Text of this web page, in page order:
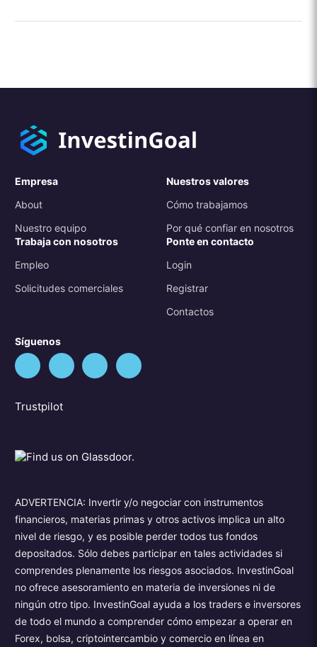
Empresa
About
Nuestro equipo
Nuestros valores
Cómo trabajamos
Por qué confiar en nosotros
Trabaja con nosotros
Empleo
Solicitudes comerciales
Ponte en contacto
Login
Registrar
Contactos
Síguenos
Trustpilot
ADVERTENCIA: Invertir y/o negociar con instrumentos
financieros, materias primas y otros activos implica un alto
nivel de riesgo, y es posible perder todos tus fondos
depositados. Sólo debes participar en tales actividades si
comprendes plenamente los riesgos asociados. InvestinGoal
no ofrece asesoramiento en materia de inversiones ni de
ningún otro tipo. InvestinGoal ayuda a los traders e inversores
de todo el mundo a comprender cómo empezar a operar en
Forex, bolsa, criptointercambio y comercio en línea en